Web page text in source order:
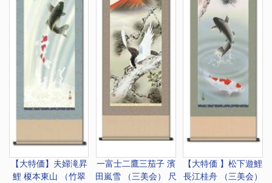
【大特価】 夫婦滝昇
鯉 榎本東山 （竹翠
一富士二鷹三茄子 濱
田嵐雪 （三美会） 尺
【大特価 】松下遊鯉
長江桂舟 （三美会）